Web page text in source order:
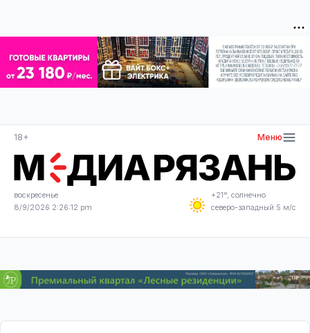
18+ Меню
воскресенье
8/9/2026 2:26:12 pm
+21°, солнечно
северо-западный 5 м/с